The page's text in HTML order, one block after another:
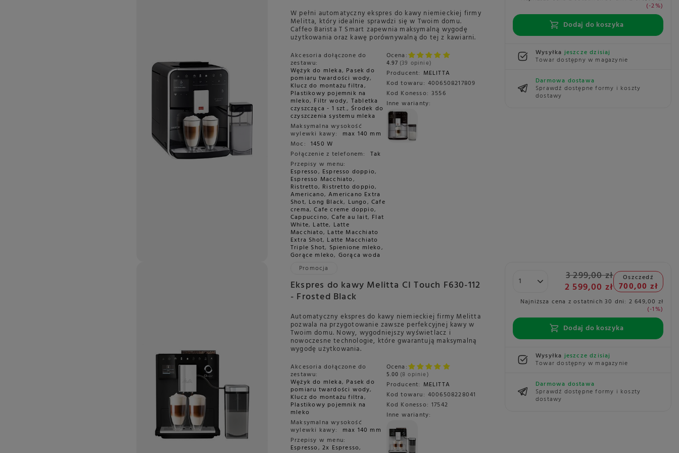
W pełni automatyczny ekspres do kawy niemieckiej firmy
Melitta, który idealnie sprawdzi się w Twoim domu.
Caffeo Barista T Smart zapewnia maksymalną wygodę
użytkowania oraz kawę porównywalną do tej z kawiarni.
Akcesoria dołączone do
zestawu:
Wężyk do mleka, Pasek do
pomiaru twardości wody,
Klucz do montażu filtra,
Plastikowy pojemnik na
mleko, Filtr wody, Tabletka
czyszcząca - 1 szt., Środek do
czyszczenia systemu mleka
Maksymalna wysokość
wylewki kawy:
max 140 mm
Moc: 1450 W
Połączenie z telefonem: Tak
Przepisy w menu:
Espresso, Espresso doppio,
Espresso Macchiato,
Ristretto, Ristretto doppio,
Americano,Americano Extra
Shot, Long Black, Lungo,Cafe
crema,Cafe creme doppio,
Cappuccino,Cafe au lait, Flat
White, Latte, Latte
Macchiato, Latte Macchiato
Extra Shot, Latte Macchiato
Triple Shot, Spienione mleko,
Gorące mleko, Gorąca woda
Ocena:
4.97 39 opinie
Producent: MELITTA
Kod towaru: 4006508217809
Kod Konesso: 3556
Inne warianty:
-2%
Dodaj do koszyka
Wysyłkajeszcze dzisiaj
Towar dostępny w magazynie
Darmowa dostawa
Sprawdź dostępne formy i koszty
dostawy
Promocja
Ekspres do kawy Melitta CI Touch F630-112
- Frosted Black
Automatyczny ekspres do kawy niemieckiej firmy Melitta
pozwala na przygotowanie zawsze perfekcyjnej kawy w
Twoim domu. Nowy, wygodniejszy wyświetlacz i
nowoczesne technologie, które gwarantują maksymalną
wygodę użytkowania.
Akcesoria dołączone do
zestawu:
Wężyk do mleka, Pasek do
pomiaru twardości wody,
Klucz do montażu filtra,
Plastikowy pojemnik na
mleko
Maksymalna wysokość
wylewki kawy:
max 140 mm
Przepisy w menu:
Espresso,2x Espresso,
Ocena:
5.00 8 opinie
Producent: MELITTA
Kod towaru: 4006508228041
Kod Konesso: 17542
Inne warianty:
3 299,00 zł
2 599,00 zł
Oszczedź
700,00 zł
Najniższa cena z ostatnich 30 dni: 2 649,00 zł
-1%
Dodaj do koszyka
Wysyłkajeszcze dzisiaj
Towar dostępny w magazynie
Darmowa dostawa
Sprawdź dostępne formy i koszty
dostawy